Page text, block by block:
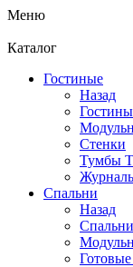
Меню
Каталог
Гостиные
Назад
Стенки
Тумбы
Спальни
Назад
Спальни